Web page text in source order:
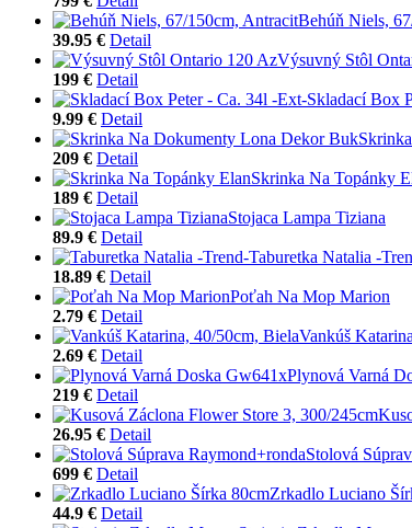
Behúň Niels,
39.95 € Detail
Výsuvný Stôl
199 € Detail
Skladací Box
9.99 € Detail
209 € Detail
Skrinka Na Topánky
189 € Detail
Stojaca Lampa Tiziana
89.9 € Detail
Taburetka Natalia -
18.89 € Detail
Poťah Na Mop Marion
2.79 € Detail
Vankúš
2.69 € Detail
Plynová Varná
219 € Detail
26.95 € Detail
Stolová
699 € Detail
Zrkadlo Luciano
44.9 € Detail